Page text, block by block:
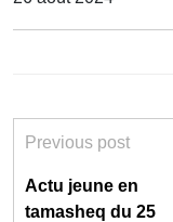
Previous post
Actu jeune en
tamasheq du 25